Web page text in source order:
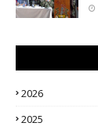
2026
2025